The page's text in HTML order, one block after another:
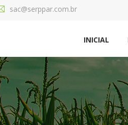
sac@serppar.com.br
INICIAL